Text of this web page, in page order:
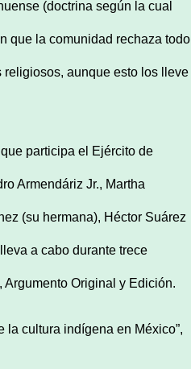
(doctrina según la cual
que la comunidad rechaza todo
aunque esto los lleve
participa el Ejército de
Armendáriz Jr., Martha
(su hermana), Héctor Suárez
a cabo durante trece
Original y Edición.
la cultura indígena en México”,